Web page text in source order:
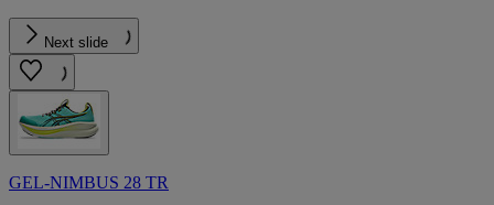
Next slide
GEL-NIMBUS 28 TR